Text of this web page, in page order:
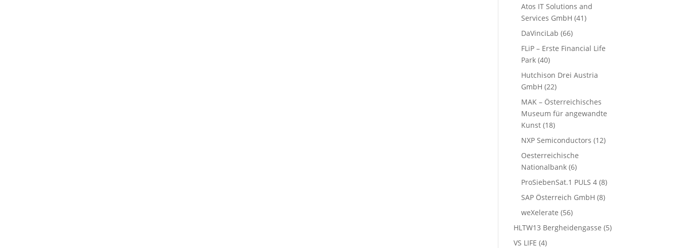
Atos IT Solutions and
Services GmbH (41)
DaVinciLab (66)
FLiP – Erste Financial Life
Park (40)
Hutchison Drei Austria
GmbH (22)
MAK – Österreichisches
Museum für angewandte
Kunst (18)
NXP Semiconductors (12)
Oesterreichische
Nationalbank (6)
ProSiebenSat.1 PULS 4 (8)
SAP Österreich GmbH (8)
weXelerate (56)
HLTW13 Bergheidengasse (5)
VS LIFE (4)